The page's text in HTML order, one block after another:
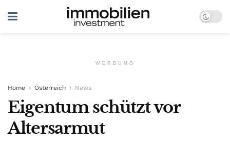
WERBUNG
Home Österreich News
Eigentum schützt vor
Altersarmut